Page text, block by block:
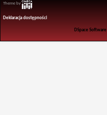
Theme by
Deklaracja dostępności
DSpace Software